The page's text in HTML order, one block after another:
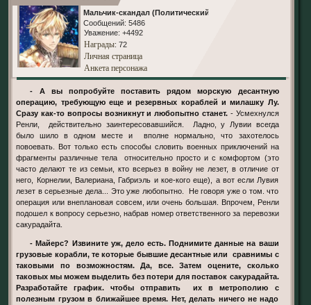
Мальчик-скандал (Политический)
Сообщений: 5486
Уважение: +4492
Награды: 72
Личная страница
Анкета персонажа
- А вы попробуйте поставить рядом морскую десантную
операцию, требующую еще и резервных кораблей и милашку Лу.
Сразу как-то вопросы возникнут и любопытно станет.- Усмехнулся
Ренли, действительно заинтересовавшийся. Ладно, у Лувии всегда
было шило в одном месте и вполне нормально, что захотелось
повоевать. Вот только есть способы словить военных приключений на
фрагменты различные тела относительно просто и с комфортом (это
часто делают те из семьи, кто всерьез в войну не лезет, в отличие от
него, Корнелии, Валериана, Габриэль и кое-кого еще), а вот если Лувия
лезет в серьезные дела... Это уже любопытно. Не говоря уже о том. что
операция или внеплановая совсем, или очень большая. Впрочем, Ренли
подошел к вопросу серьезно, набрав номер ответственного за перевозки
сакурадайта.
- Майерс? Извините уж, дело есть. Поднимите данные на ваши
грузовые корабли, те которые бывшие десантные или сравнимы с
таковыми по возможностям. Да, все. Затем оцените, сколько
таковых мы можем выделить без потери для поставок сакурадайта.
Разработайте график. чтобы отправить их в метрополию с
полезным грузом в ближайшее время. Нет, делать ничего не надо